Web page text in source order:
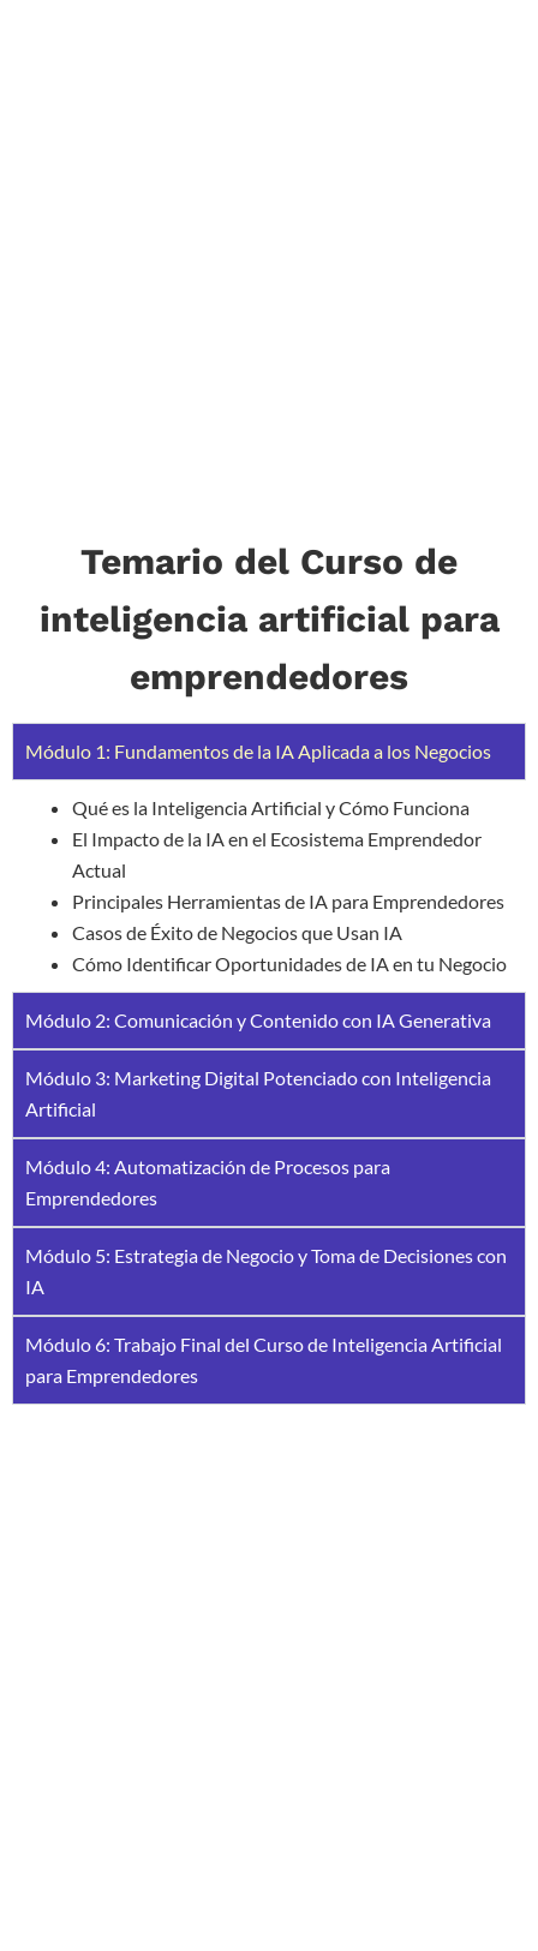
Temario del Curso de
inteligencia artificial para
emprendedores
Módulo 1: Fundamentos de la IA Aplicada a los Negocios
Qué es la Inteligencia Artificial y Cómo Funciona
El Impacto de la IA en el Ecosistema Emprendedor
Actual
Principales Herramientas de IA para Emprendedores
Casos de Éxito de Negocios que Usan IA
Cómo Identificar Oportunidades de IA en tu Negocio
Módulo 2: Comunicación y Contenido con IA Generativa
Módulo 3: Marketing Digital Potenciado con Inteligencia
Artificial
Módulo 4: Automatización de Procesos para
Emprendedores
Módulo 5: Estrategia de Negocio y Toma de Decisiones con
IA
Módulo 6: Trabajo Final del Curso de Inteligencia Artificial
para Emprendedores